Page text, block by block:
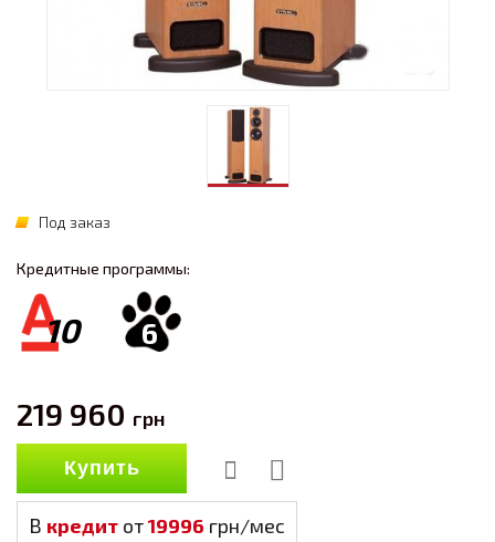
Под заказ
Кредитные программы:
10 6
219 960 грн
Купить
В кредит от19996 грн/мес